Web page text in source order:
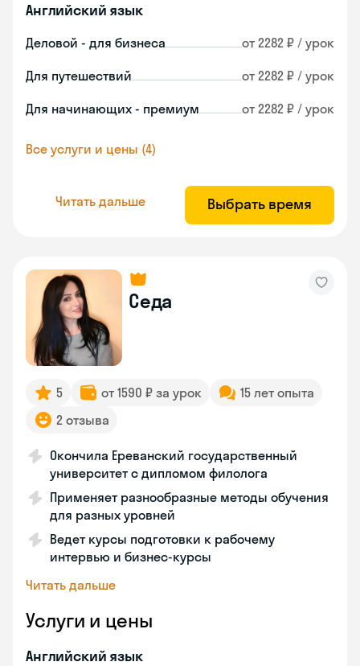
Английский язык
Деловой - для бизнеса от 2282 ₽ / урок
Для путешествий от 2282 ₽ / урок
Для начинающих - премиум от 2282 ₽ / урок
Все услуги и цены (4)
Читать дальше Выбрать время
Седа
5 от 1590 ₽ за урок
15 лет опыта
2 отзыва
Окончила Ереванский государственный
университет с дипломом филолога
Применяет разнообразные методы обучения
для разных уровней
Ведет курсы подготовки к рабочему
интервью и бизнес-курсы
Читать дальше
Услуги и цены
Английский язык